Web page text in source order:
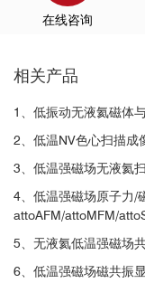
在线咨询
相关产品
1、低振动无液氦磁体
2、低温NV色心扫描成
3、低温强磁场无液氦
4、低温强磁场原子力/
attoAFM/attoMFM/
5、无液氦低温强磁场
6、低温强磁场磁共振